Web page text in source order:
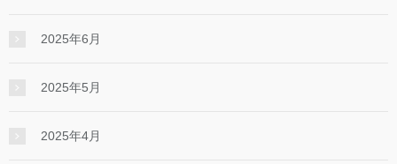
2025年6月
2025年5月
2025年4月